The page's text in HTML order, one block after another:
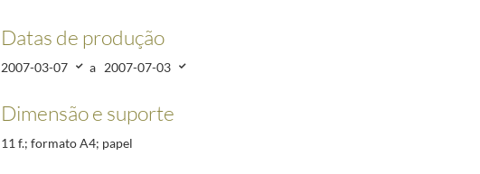
Datas de produção
2007-03-07 a 2007-07-03
Dimensão e suporte
11 f.; formato A4; papel